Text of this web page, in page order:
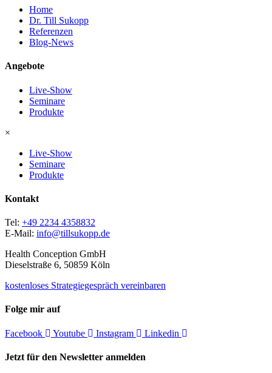
Home
Dr. Till Sukopp
Referenzen
Blog-News
Angebote
Live-Show
Seminare
Produkte
×
Live-Show
Seminare
Produkte
Kontakt
Tel: +49 2234 4358832
E-Mail: info@tillsukopp.de
Health Conception GmbH
Dieselstraße 6, 50859 Köln
kostenloses Strategiegespräch vereinbaren
Folge mir auf
Facebook Youtube Instagram Linkedin
Jetzt für den Newsletter anmelden